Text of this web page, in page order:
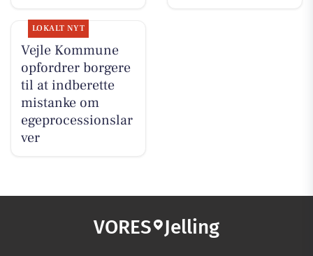
LOKALT NYT
Vejle Kommune
opfordrer borgere
til at indberette
mistanke om
egeprocessionslar
ver
VORES Jelling